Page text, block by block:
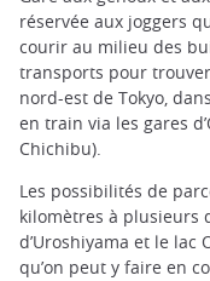
réservée aux joggers
courir au milieu des
transports pour
nord-est de Tokyo,
en train via les gares
Chichibu).
Les possibilités de
kilomètres à plusieurs
d’Uroshiyama et le lac
qu’on peut y faire en